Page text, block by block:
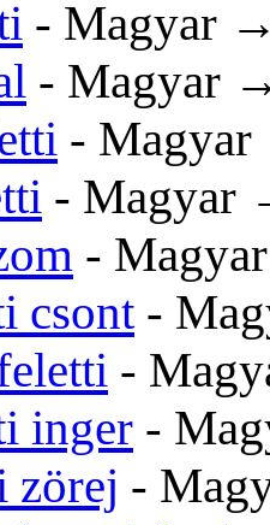
- Magyar
- Magyar
-
-
-
csont-
-
inger -
zörej -